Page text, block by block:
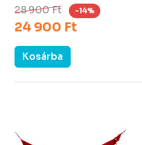
28 900 Ft -14%
24 900 Ft
Kosárba